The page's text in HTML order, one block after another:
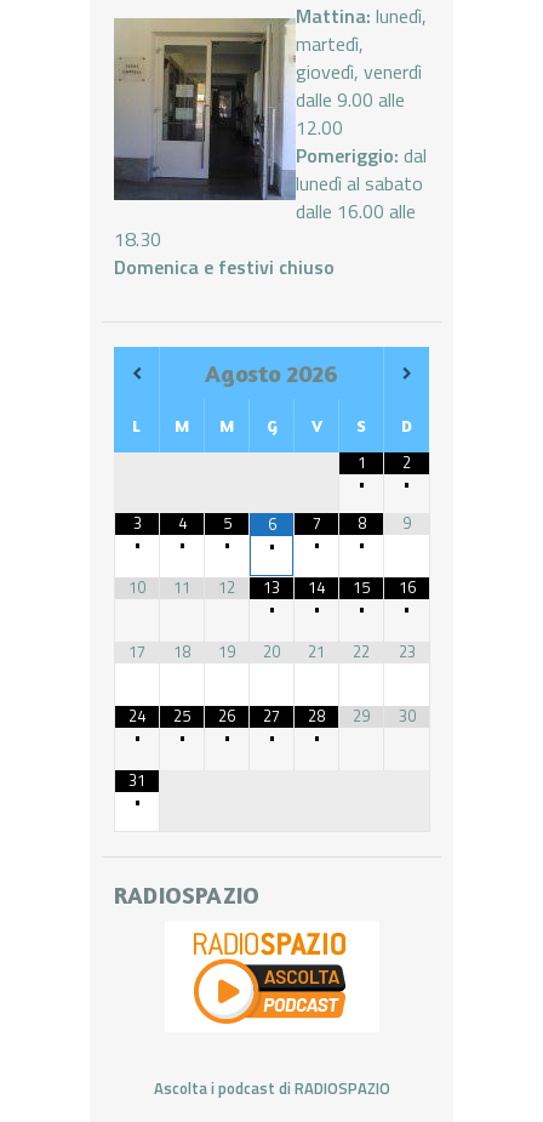
Mattina: lunedì,
martedì,
giovedì, venerdì
dalle 9.00 alle
12.00
Pomeriggio: dal
lunedì al sabato
dalle 16.00 alle
18.30
Domenica e festivi chiuso
Agosto2026
L M M G V S D
1
•
2
•
3
•
4
•
5
•
6
•
7
•
8
•
9
10 11 12
13
•
14
•
15
•
16
•
17
18 19 20 21 22 23
24
•
25
•
26
•
27
•
28
•
29 30
31
•
RADIOSPAZIO
Ascolta i podcast di RADIOSPAZIO